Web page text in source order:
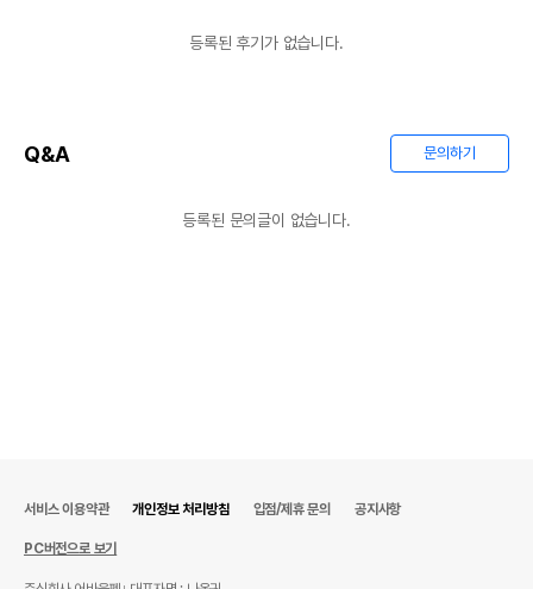
또는 소비자상담 관련
전화번호
상품상세설명 참조
이후인 상품이 출고됩니다.
등록된 후기가 없습니다.
Q&A 문의하기
등록된 문의글이 없습니다.
서비스 이용약관 개인정보 처리방침 입점/제휴 문의 공지사항
PC버전으로 보기